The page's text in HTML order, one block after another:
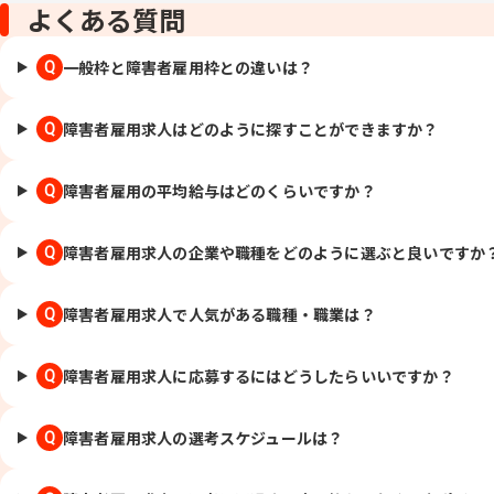
よくある質問
Q 一般枠と障害者雇用枠との違いは？
Q 障害者雇用求人はどのように探すことができますか？
Q 障害者雇用の平均給与はどのくらいですか？
Q 障害者雇用求人の企業や職種をどのように選ぶと良いですか
Q 障害者雇用求人で人気がある職種・職業は？
Q 障害者雇用求人に応募するにはどうしたらいいですか？
Q 障害者雇用求人の選考スケジュールは？